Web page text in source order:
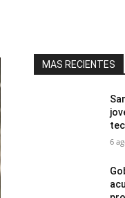
MAS RECIENTES
6